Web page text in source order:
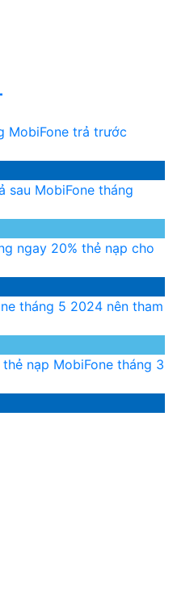
MobiFone trả trước
sau MobiFone tháng
ngay 20% thẻ nạp cho
tháng 5 2024 nên tham
thẻ nạp MobiFone tháng 3